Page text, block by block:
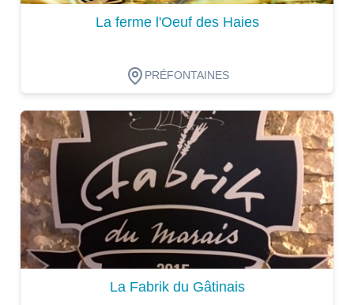
La ferme l'Oeuf des Haies
PRÉFONTAINES
Dégustation
La Fabrik du Gâtinais